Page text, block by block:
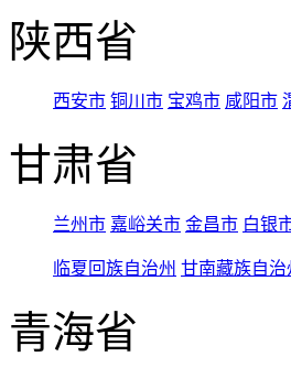
陕西省
西安市 铜川市 宝鸡市 咸阳市
甘肃省
兰州市 嘉峪关市 金昌市 白银
临夏回族自治州 甘南藏族自治
青海省